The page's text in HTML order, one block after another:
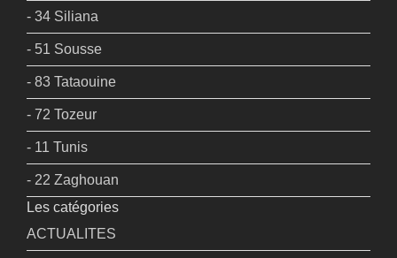
- 34 Siliana
- 51 Sousse
- 83 Tataouine
- 72 Tozeur
- 11 Tunis
- 22 Zaghouan
Les catégories
ACTUALITES